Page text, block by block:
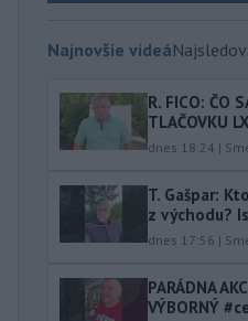
Najnovšie videá
R. FICO: ČO
TLAČOVKU
dnes 18:24 |
T. Gašpar:
z východu?
dnes 17:56 |
PARÁDNA
VÝBORNÝ